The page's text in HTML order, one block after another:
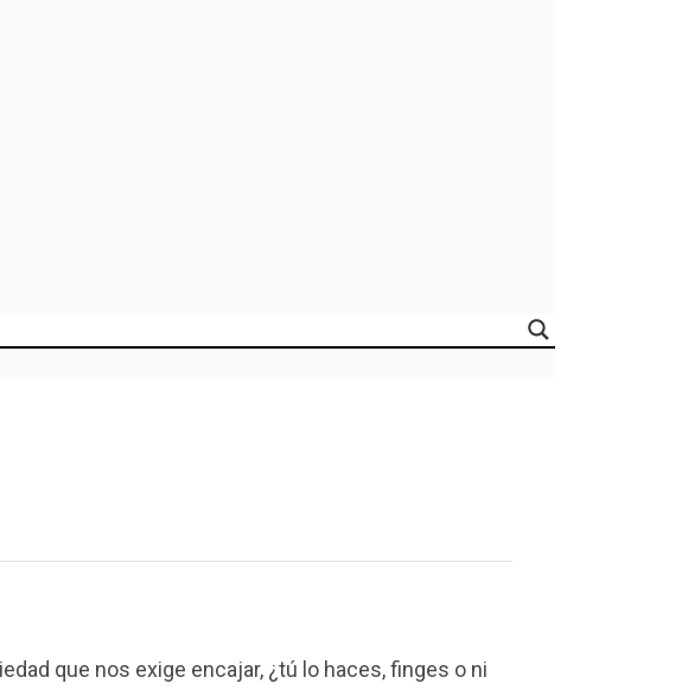
que nos exige encajar, ¿tú lo haces, finges o ni